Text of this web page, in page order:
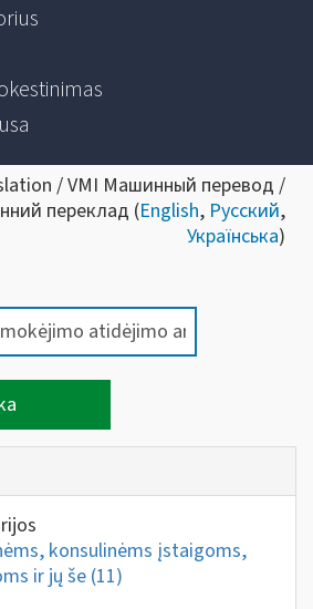
/ VMI Машинный перевод /
переклад (English, Русский,
Українська)
konsulinėms įstaigoms,
ir jų še (11)